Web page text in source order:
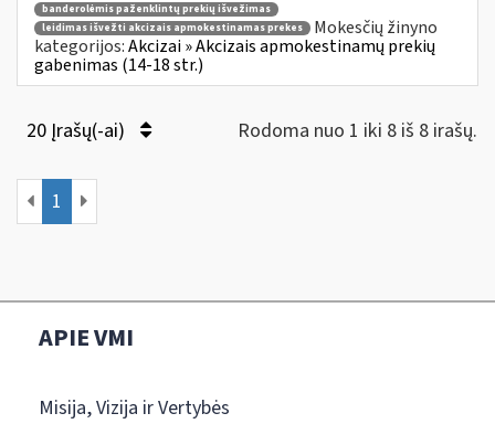
banderolėmis paženklintų prekių išvežimas
leidimas išvežti akcizais apmokestinamas prekes
Mokesčių žinyno
kategorijos:Akcizai » Akcizais apmokestinamų prekių
gabenimas (14-18 str.)
20 Įrašų(-ai) Rodoma nuo 1 iki 8 iš 8 irašų.
1
APIE VMI
Misija, Vizija ir Vertybės